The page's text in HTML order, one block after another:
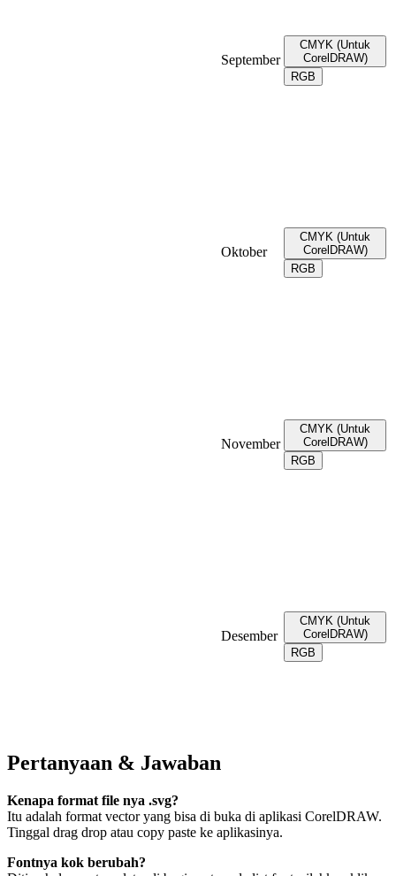
September
CMYK (Untuk
CorelDRAW)
RGB
Oktober
CMYK (Untuk
CorelDRAW)
RGB
November
CMYK (Untuk
CorelDRAW)
RGB
Desember
CMYK (Untuk
CorelDRAW)
RGB
Pertanyaan & Jawaban
Kenapa format file nya .svg?
Itu adalah format vector yang bisa di buka di aplikasi CorelDRAW.
Tinggal drag drop atau copy paste ke aplikasinya.
Fontnya kok berubah?